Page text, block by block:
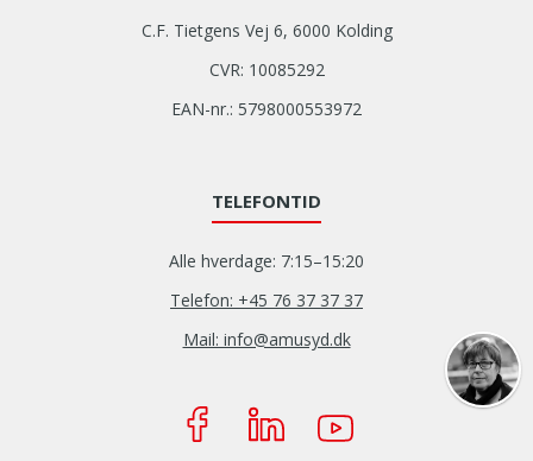
C.F. Tietgens Vej 6, 6000 Kolding
CVR: 10085292
EAN-nr.: 5798000553972
TELEFONTID
Alle hverdage: 7:15–15:20
Telefon: +45 76 37 37 37
Mail: info@amusyd.dk